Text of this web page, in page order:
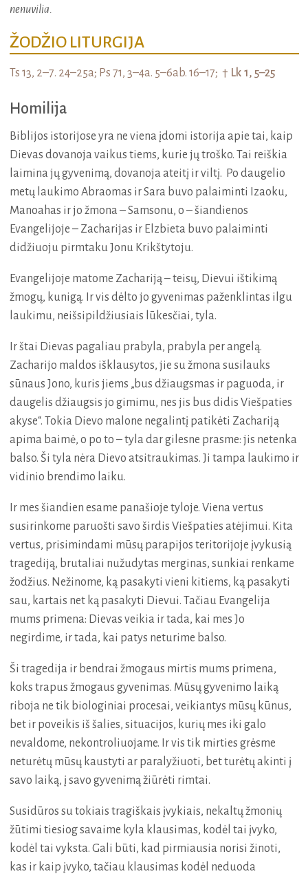
nenuvilia.
ŽODŽIO LITURGIJA
Ts 13, 2–7. 24–25a; Ps 71, 3–4a. 5–6ab. 16–17; † Lk 1, 5–25
Homilija
Biblijos istorijose yra ne viena įdomi istorija apie tai, kaip
Dievas dovanoja vaikus tiems, kurie jų troško. Tai reiškia
laimina jų gyvenimą, dovanoja ateitį ir viltį. Po daugelio
metų laukimo Abraomas ir Sara buvo palaiminti Izaoku,
Manoahas ir jo žmona – Samsonu, o – šiandienos
Evangelijoje – Zacharijas ir Elzbieta buvo palaiminti
didžiuoju pirmtaku Jonu Krikštytoju.
Evangelijoje matome Zachariją – teisų, Dievui ištikimą
žmogų, kunigą. Ir vis dėlto jo gyvenimas paženklintas ilgu
laukimu, neišsipildžiusiais lūkesčiai, tyla.
Ir štai Dievas pagaliau prabyla, prabyla per angelą.
Zacharijo maldos išklausytos, jie su žmona susilauks
sūnaus Jono, kuris jiems „bus džiaugsmas ir paguoda, ir
daugelis džiaugsis jo gimimu, nes jis bus didis Viešpaties
akyse“. Tokia Dievo malone negalintį patikėti Zachariją
apima baimė, o po to – tyla dar gilesne prasme: jis netenka
balso. Ši tyla nėra Dievo atsitraukimas. Ji tampa laukimo ir
vidinio brendimo laiku.
Ir mes šiandien esame panašioje tyloje. Viena vertus
susirinkome paruošti savo širdis Viešpaties atėjimui. Kita
vertus, prisimindami mūsų parapijos teritorijoje įvykusią
tragediją, brutaliai nužudytas merginas, sunkiai renkame
žodžius. Nežinome, ką pasakyti vieni kitiems, ką pasakyti
sau, kartais net ką pasakyti Dievui. Tačiau Evangelija
mums primena: Dievas veikia ir tada, kai mes Jo
negirdime, ir tada, kai patys neturime balso.
Ši tragedija ir bendrai žmogaus mirtis mums primena,
koks trapus žmogaus gyvenimas. Mūsų gyvenimo laiką
riboja ne tik biologiniai procesai, veikiantys mūsų kūnus,
bet ir poveikis iš šalies, situacijos, kurių mes iki galo
nevaldome, nekontroliuojame. Ir vis tik mirties grėsme
neturėtų mūsų kaustyti ar paralyžiuoti, bet turėtų akinti į
savo laiką, į savo gyvenimą žiūrėti rimtai.
Susidūros su tokiais tragiškais įvykiais, nekaltų žmonių
žūtimi tiesiog savaime kyla klausimas, kodėl tai įvyko,
kodėl tai vyksta. Gali būti, kad pirmiausia norisi žinoti,
kas ir kaip įvyko, tačiau klausimas kodėl neduoda